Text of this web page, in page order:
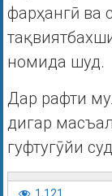
фарҳангӣ ва
номида шуд.
Дар рафти
дигар
гуфтугӯйи